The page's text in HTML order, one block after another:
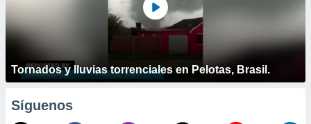
Tornados y lluvias torrenciales en Pelotas, Brasil.
Síguenos